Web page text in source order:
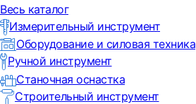
Весь каталог
Измерительный инструмент
Оборудование и силовая техника
Ручной инструмент
Станочная оснастка
Строительный инструмент